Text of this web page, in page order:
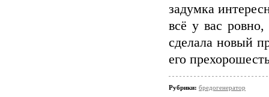
задумка
всё у вас
сделала новый
его
Рубрики: бредогенератор